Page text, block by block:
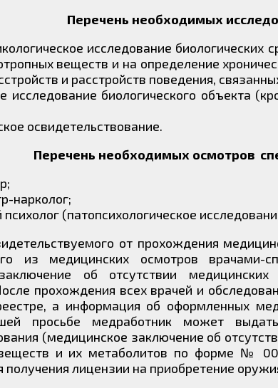
Перечень необходимых
исследование
веществ и на определение
и расстройств поведения,
исследование биологического объекта
освидетельствование.
Перечень необходимых осмотров
нарколог;
(патопсихологическое
от прохождения
из медицинских осмотров врачами-
об отсутствии
прохождения всех врачей и
а информация об оформленных
просьбе медработник может
(медицинское заключение об
веществ и их метаболитов по форме №
получения лицензии на приобретение